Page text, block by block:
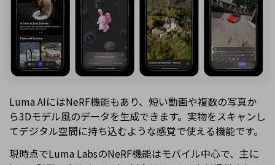
Luma AIにはNeRF機能もあり、短い動画や複数の写真か
ら3Dモデル風のデータを生成できます。実物をスキャンし
てデジタル空間に持ち込むような感覚で使える機能です。
現時点でLuma LabsのNeRF機能はモバイル中心で、主に